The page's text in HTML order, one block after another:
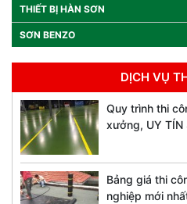
THIẾT BỊ HÀN SƠN
SƠN BENZO
DỊCH VỤ
Quy trình thi
xưởng, UY TÍN
Bảng giá thi
nghiệp mới